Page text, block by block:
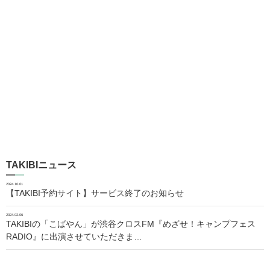
TAKIBIニュース
2024.10.01
【TAKIBI予約サイト】サービス終了のお知らせ
2024.02.06
TAKIBIの「こばやん」が渋谷クロスFM『めざせ！キャンプフェス
RADIO』に出演させていただきま…